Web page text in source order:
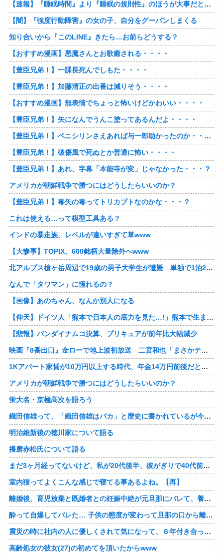
【速報】『睡眠時間』より『睡眠の規則性』のほうが大事だと判明
【闇】『強度行動障害』の女の子、自分をグーパンしまくる
知り合いから『このLINE』きたら…お前らどうする？
【おすすめ漫画】悪魔さんとお歌癒される・・・・
【豊臣兄弟！】一課長死んでしもた・・・・
【豊臣兄弟！】加藤清正の出番は減りそう・・・・
【おすすめ漫画】無表情でちょっと怖いけどかわいい・・・・
【豊臣兄弟！】矢になんでうんこ塗ってあるんだよ・・・・
【豊臣兄弟！】ペニシリンさえあれば与一郎助かったのか・・・？
【豊臣兄弟！】破傷風で死ぬとか普通に怖い・・・・
【豊臣兄弟！】あれ、字幕「本能寺が変」じゃなかった・・・？
アメリカが朝鮮戦争で勝つにはどうしたらいいのか？
【豊臣兄弟！】毒矢の毒ってトリカブトなのかな・・・？
これは使える…って模型工具ある？
インドの暴走族、レベルが違いすぎて草www
【大惨事】TOPIX、600銘柄大量除外へwww
北アルプス槍ヶ岳周辺で19歳の男子大学生が遭難 単独で1泊2日の予定で入山も連絡取れず 警察が9日以降捜索予定
なんで「タワマン」に憧れるの？
【画像】あのちゃん、なんか別人になる
【仰天】ドイツ人「熊本で日本人の底力を見た…!」熊本で生まれて初めて震度7の大地震を経験したドイツ人。直後、日本人たちの行動に衝撃を受けてしまう…
【悲報】バンダイナムコ決算、プリキュアが前年比大幅減少
映画『8番出口』金ローで地上波初放送 二宮和也「まさかテレビにまで迷い込んでしまうとは」
1Kアパート家賃が10万円以上する時代、年金14万円前後だと賃貸の人は無理じゃね？
アメリカが朝鮮戦争で勝つにはどうしたらいいのか？
蛍大名・京極高次を語ろう
織田信雄って、「織田信雄はバカ」と歴史に書かれているが今まで家が残っているんでバカではないよな？
明治維新後の徳川家について語る
播磨赤松氏について語る
まだ3ヶ月経ってないけど、私が20代後半、彼がぎりで40代前半でＷ不倫中。計画している彼との二泊三日の旅行、早く行けるといいな♪
室内猫ってよくこんな感じで寝てる事あるよね。【再】
離婚後、育児放棄と既婚者との妊娠中絶が元旦那にバレて、養育費の支払いが止まった… 私が正社員で働くまで止めると言われてるけど、女として生きたいの。
酔って自爆してバレた… 子供の態度が変わって旦那の口から離婚って言葉が出て、急速に現実に引き戻されたっていうか、あー私本当にしちゃいけないことしてたんだなと思い知った。
震災の時に社内の人に優しくされて気になって、６年付き合った彼に別れを告げました。その時新たな好きな人に夢中で元彼はどうでもよく思えました。今ははっきり言って後悔してます…
高齢処女の彼女(27)の初めてを頂いたからwww